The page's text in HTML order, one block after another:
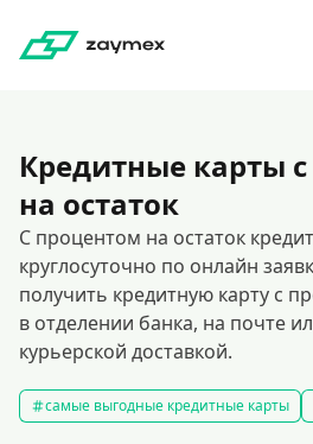
Кредитные карты
на остаток
С процентом на остаток
круглосуточно по онлайн
получить кредитную карту с
в отделении банка, на почте
курьерской доставкой.
самые выгодные кредитные карты